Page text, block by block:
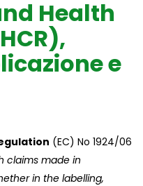
Health
e
(EC) No 1924/06
claims made in
in the labelling,